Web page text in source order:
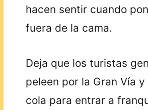
hacen sentir cuando
fuera de la cama.
Deja que los turistas
peleen por la Gran Vía y
cola para entrar a